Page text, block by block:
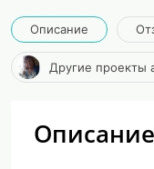
Описание
Другие проекты